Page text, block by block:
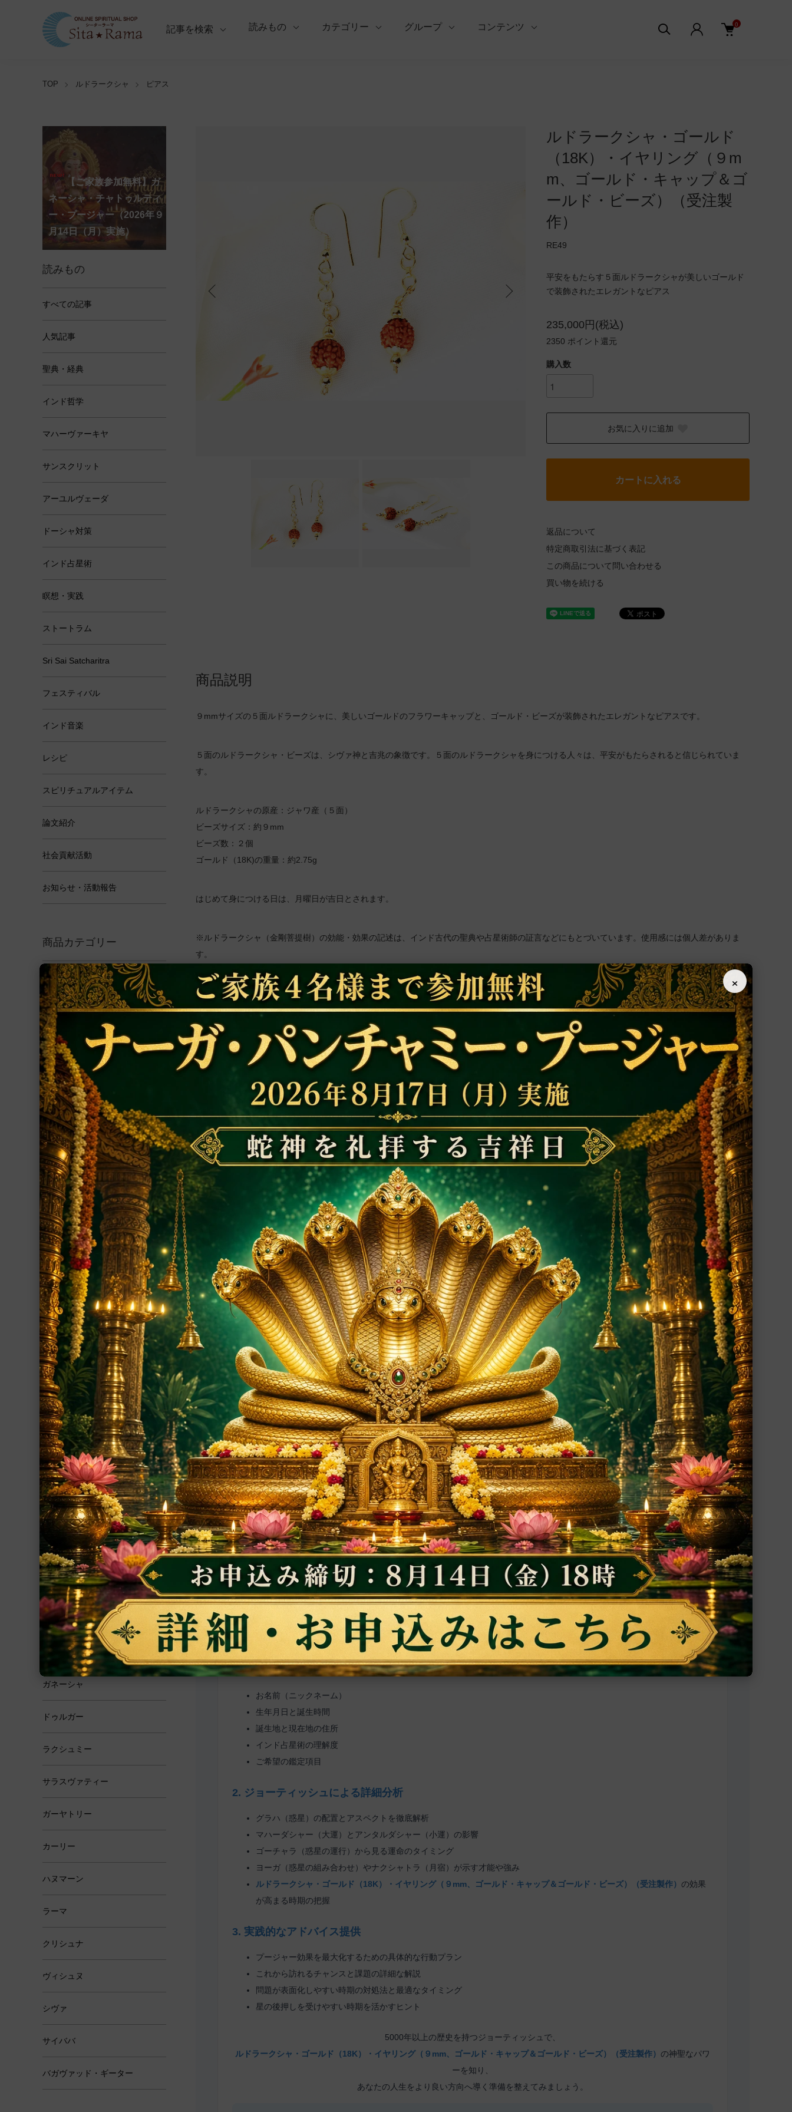
記事を検索 読みもの カテゴリー グループ コンテンツ 0
TOP ルドラークシャ ピアス
ルドラークシャ・ゴールド
（18K）・イヤリング（９m
m、ゴールド・キャップ＆ゴ
ールド・ビーズ）（受注製
作）
RE49
平安をもたらす５面ルドラークシャが美しいゴールド
で装飾されたエレガントなピアス
235,000円(税込)
2350 ポイント還元
購入数
お気に入りに追加
カートに入れる
返品について
特定商取引法に基づく表記
この商品について問い合わせる
買い物を続ける
商品説明
９mmサイズの５面ルドラークシャに、美しいゴールドのフラワーキャップと、ゴールド・ビーズが装飾されたエレガントなピアスです。
５面のルドラークシャ・ビーズは、シヴァ神と吉兆の象徴です。５面のルドラークシャを身につける人々は、平安がもたらされると信じられていま
す。
ルドラークシャの原産：ジャワ産（５面）
ビーズサイズ：約９mm
ビーズ数：２個
ゴールド（18K)の重量：約2.75g
はじめて身につける日は、月曜日が吉日とされます。
※ルドラークシャ（金剛菩提樹）の効能・効果の記述は、インド古代の聖典や占星術師の証言などにもとづいています。使用感には個人差がありま
す。
※この商品は、インドでの受注製作品となっておりますので、納期まで一ヶ月前後かかる予定です。
完成品の金の重量、また、金の相場の変動によって、価格が変更になる場合がございますので、何卒ご了承のほどお願い申し上げます。
デザインの細部は、画像と異なる場合がございます。
インドより出荷前に簡潔なプージャーが実施されますが、個人名でのプージャーをご希望の場合は、 プラーナプラティシュタ・プージャーを合わせて
ご注文の上、ご祈祷名をお知らせください。
プラーナプラティシュタ（入魂の儀式）お申し込み
【ご家族参加無料】ア
ーディ・アマーヴァシャ
ー・プージャー（2026年８
月12日（水）実施）
【ご家族参加無料】ラ
クシュミー・クベーラ・マ
ンスリー・プージャー
（2026年８月12日（水）実
施）
【ご家族参加無料】ナ
ーガ・パンチャミー・プー
ジャー（2026年８月17日
（月）実施）
【ご家族参加無料】ヴ
ァラ・ラクシュミー・ヴラ
タ・プージャー（2026年８
月28日（金）実施）
【ご家族参加無料】サ
ンカタハラ・チャトゥルテ
ィー・プージャー（2026年
８月31日（月）実施）
【ご家族参加無料】クリシ
ュナ・ジャヤンティー・プ
ージャー（2026年９月４日
（金）実施）
【ご家族参加無料】ガ
ネーシャ・チャトゥルティ
ー・プージャー（2026年９
月14日（月）実施）
【ご家族参加無料】マ
ハーラクシュミー・ヴラ
タ・プージャー（2026年９
月19日（土）実施）
【ご家族参加無料】マ
ハーラヤー・アマーヴァシ
ャー・プージャー（2026年
10月10日（土）実施）
第220回グループ・ホ
ーマ（ナーガ・パンチャミ
ー、2026年８月17日（月）
実施）
第221回グループ・ホ
ーマ（ガーヤトリー・ジャ
ヤンティー、2026年８月28
日（金）実施）
アンナダーナ・プロジェク
ト（食事の奉仕）
ポストコロナ福祉活動支援
募金
読みもの
すべての記事
人気記事
聖典・経典
インド哲学
マハーヴァーキヤ
サンスクリット
アーユルヴェーダ
ドーシャ対策
インド占星術
瞑想・実践
ストートラム
Sri Sai Satcharitra
フェスティバル
インド音楽
レシピ
スピリチュアルアイテム
論文紹介
社会貢献活動
お知らせ・活動報告
商品カテゴリー
アクセサリー
ルドラークシャ
ヤントラ
数珠
置物
シャーラグラーマ
お香
プージャー用品
プージャー・サービス
ファブリック
ヨーガ
書籍
ポスター
シーズインディア支援事業
その他
グループ
インド占星術
繁栄・開運
厄除開運
恋愛・結婚
学問・芸術
霊性
ガネーシャ
ドゥルガー
ラクシュミー
サラスヴァティー
ガーヤトリー
カーリー
ハヌマーン
ラーマ
クリシュナ
ヴィシュヌ
シヴァ
サイババ
バガヴァッド・ギーター
×